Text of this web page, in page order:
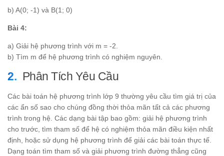
b) A(0; -1) và B(1; 0)
Bài 4:
a) Giải hệ phương trình với m = -2.
b) Tìm m để hệ phương trình có nghiệm nguyên.
Phân Tích Yêu Cầu
Các bài toán hệ phương trình lớp 9 thường yêu cầu tìm giá trị của
các ẩn số sao cho chúng đồng thời thỏa mãn tất cả các phương
trình trong hệ. Các dạng bài tập bao gồm: giải hệ phương trình
cho trước, tìm tham số để hệ có nghiệm thỏa mãn điều kiện nhất
định, hoặc sử dụng hệ phương trình để giải các bài toán thực tế.
Dạng toán tìm tham số và giải phương trình đường thẳng cũng